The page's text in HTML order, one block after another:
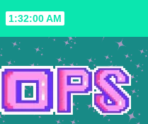
1:32:02 AM